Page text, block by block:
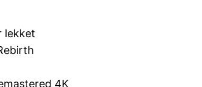
lekket
4K